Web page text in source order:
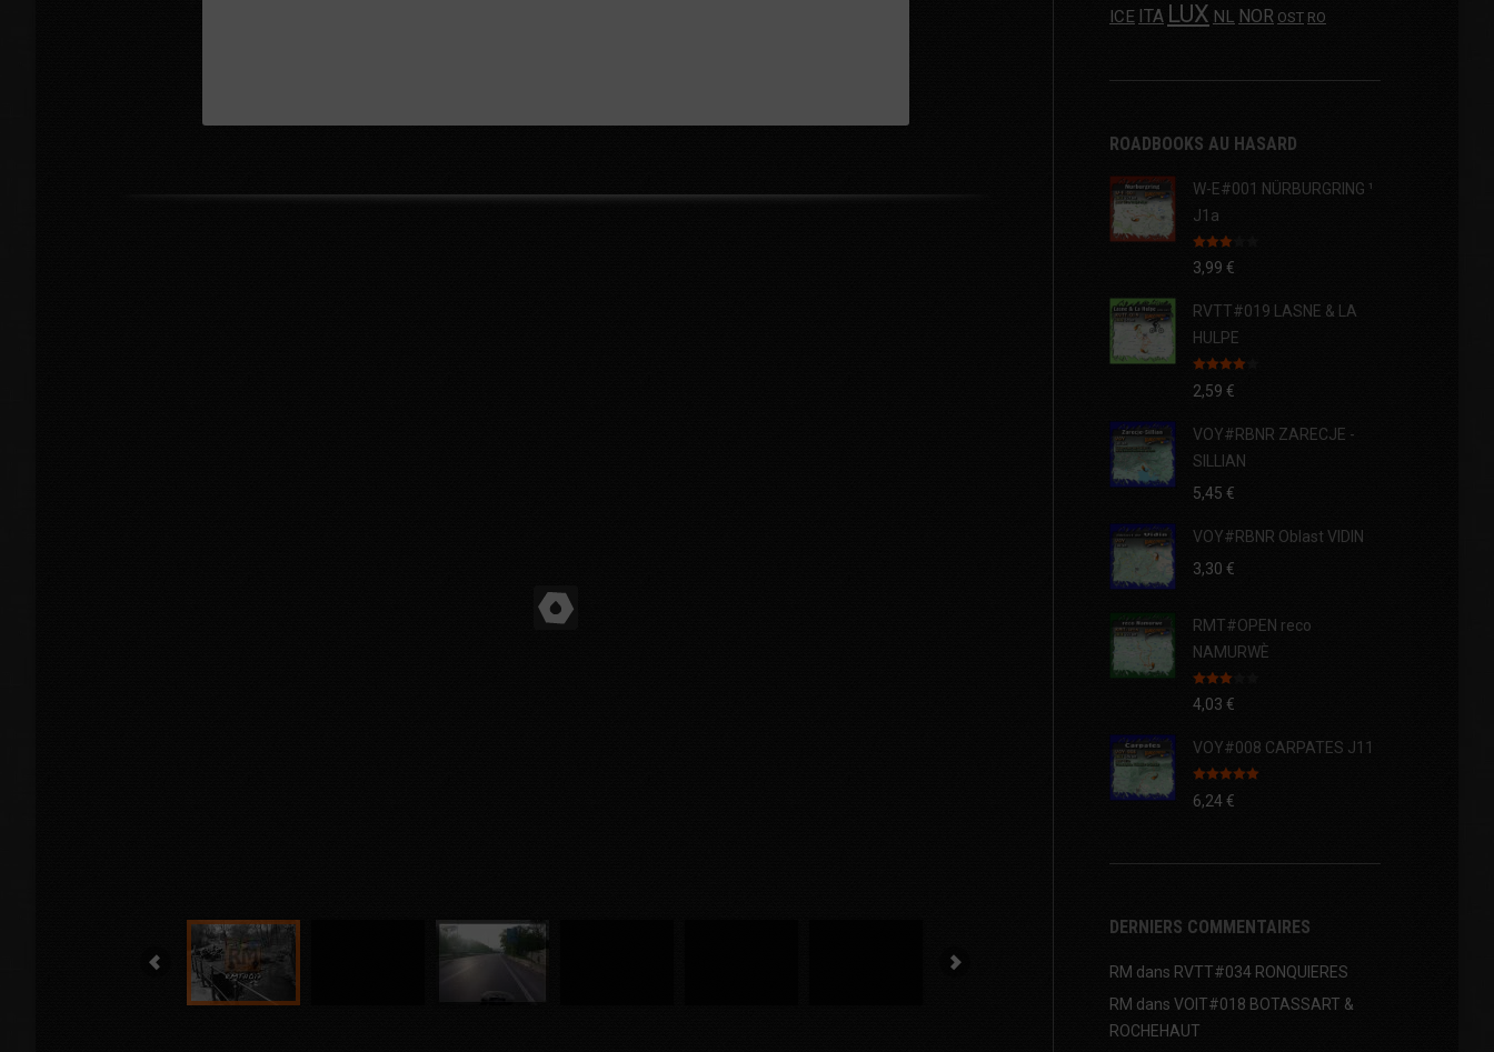
ICE ITA LUX NL NOR OST RO
ROADBOOKS AU HASARD
W-E#001 NÜRBURGRING ¹
J1a
Note
3.00
3,99 €
RVTT#019 LASNE & LA
HULPE
Note 4.00
sur 5
2,59 €
VOY#RBNR ZARECJE -
SILLIAN
5,45 €
VOY#RBNR Oblast VIDIN
3,30 €
RMT#OPEN reco
NAMURWÈ
Note
3.00
4,03 €
VOY#008 CARPATES J11
Note 5.00
sur 5
6,24€
DERNIERS COMMENTAIRES
RM dans RVTT#034 RONQUIERES
RM dans VOIT#018 BOTASSART &
ROCHEHAUT